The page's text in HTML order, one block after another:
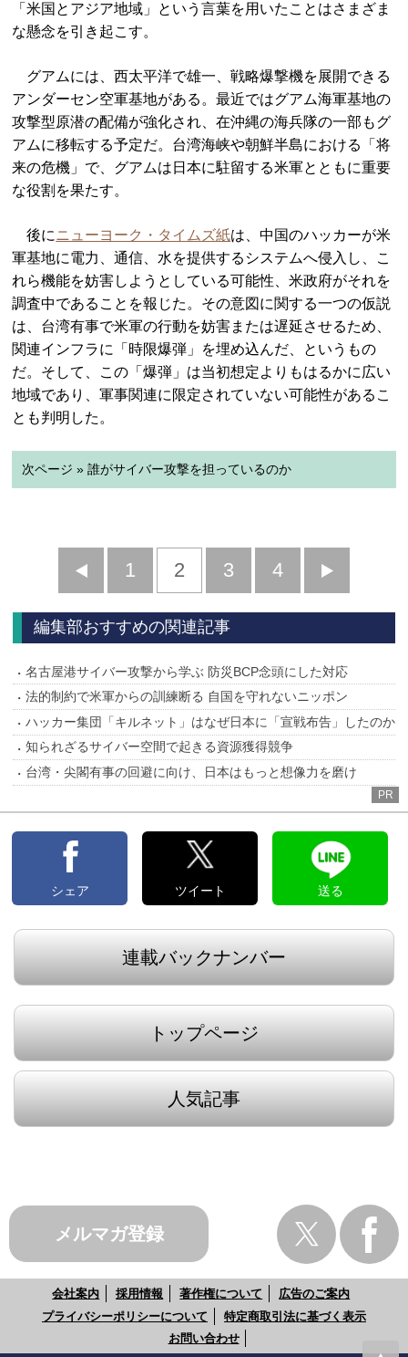
「米国とアジア地域」という言葉を用いたことはさまざま
な懸念を引き起こす。
グアムには、西太平洋で雄一、戦略爆撃機を展開できる
アンダーセン空軍基地がある。最近ではグアム海軍基地の
攻撃型原潜の配備が強化され、在沖縄の海兵隊の一部もグ
アムに移転する予定だ。台湾海峡や朝鮮半島における「将
来の危機」で、グアムは日本に駐留する米軍とともに重要
な役割を果たす。
後にニューヨーク・タイムズ紙は、中国のハッカーが米
軍基地に電力、通信、水を提供するシステムへ侵入し、こ
れら機能を妨害しようとしている可能性、米政府がそれを
調査中であることを報じた。その意図に関する一つの仮説
は、台湾有事で米軍の行動を妨害または遅延させるため、
関連インフラに「時限爆弾」を埋め込んだ、というもの
だ。そして、この「爆弾」は当初想定よりもはるかに広い
地域であり、軍事関連に限定されていない可能性があるこ
とも判明した。
次ページ » 誰がサイバー攻撃を担っているのか
前
へ
1 2 3 4
へ
編集部おすすめの関連記事
名古屋港サイバー攻撃から学ぶ 防災BCP念頭にした対応
法的制約で米軍からの訓練断る 自国を守れないニッポン
ハッカー集団「キルネット」はなぜ日本に「宣戦布告」したのか
知られざるサイバー空間で起きる資源獲得競争
台湾・尖閣有事の回避に向け、日本はもっと想像力を磨け
PR
シェア ツイート 送る
連載バックナンバー
トップページ
人気記事
メルマガ登録
会社案内 採用情報 著作権について
広告のご案内
プライバシーポリシーについて
特定商取引法に基づく表示
お問い合わせ